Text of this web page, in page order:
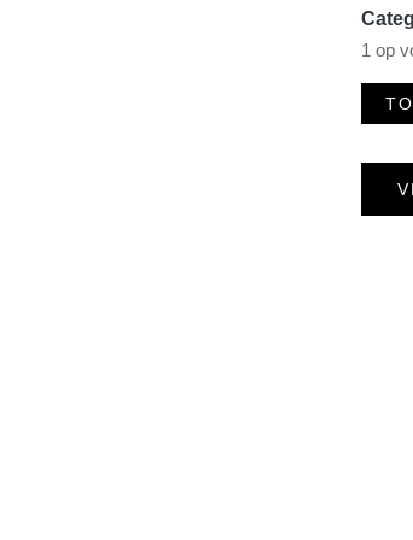
1 op